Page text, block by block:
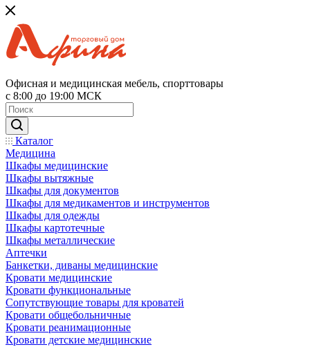
Офисная и медицинская мебель, спорттовары
с 8:00 до 19:00 МСК
Каталог
Медицина
Шкафы медицинские
Шкафы вытяжные
Шкафы для документов
Шкафы для медикаментов и инструментов
Шкафы для одежды
Шкафы картотечные
Шкафы металлические
Аптечки
Банкетки, диваны медицинские
Кровати медицинские
Кровати функциональные
Сопутствующие товары для кроватей
Кровати общебольничные
Кровати реанимационные
Кровати детские медицинские